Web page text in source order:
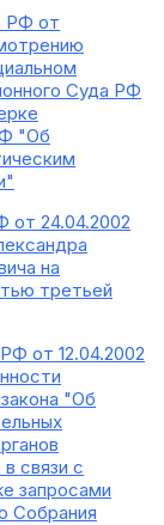
РФ от
Суда РФ
"Об
от 24.04.2002
на
третьей
от 12.04.2002
"Об
связи с
запросами
Собрания